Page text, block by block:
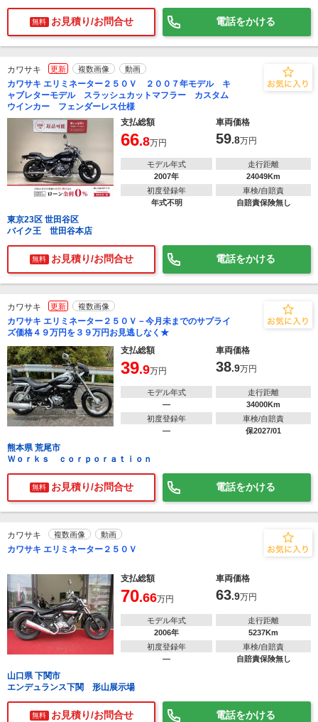
無料 お見積り/お問合せ 電話をかける
カワサキ 更新 複数画像 動画
カワサキ エリミネーター２５０Ｖ ２００７年モデル キ
ャブレターモデル スラッシュカットマフラー カスタム
ウインカー フェンダーレス仕様
支払総額
車両価格
66.8万円 59.8万円
モデル年式
2007年
走行距離
24049Km
初度登録年
年式不明
車検/自賠責
自賠責保険無し
東京23区 世田谷区
バイク王 世田谷本店
無料 お見積り/お問合せ 電話をかける
カワサキ 更新 複数画像
カワサキ エリミネーター２５０Ｖ－今月未までのサプライ
ズ価格４９万円を３９万円お見逃しなく★
支払総額
車両価格
39.9万円 38.9万円
モデル年式
―
走行距離
34000Km
初度登録年
―
車検/自賠責
保2027/01
熊本県 荒尾市
Ｗｏｒｋｓ ｃｏｒｐｏｒａｔｉｏｎ
無料 お見積り/お問合せ 電話をかける
カワサキ 複数画像 動画
カワサキ エリミネーター２５０Ｖ
支払総額 車両価格
70.66万円 63.9万円
モデル年式
2006年
走行距離
5237Km
初度登録年
―
車検/自賠責
自賠責保険無し
山口県 下関市
エンデュランス下関 形山展示場
無料 お見積り/お問合せ 電話をかける